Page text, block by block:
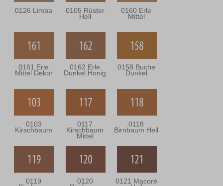
0126 Limba 0105 Rüster
Hell
0160 Erle
Mittel
0161 Erle
Mittel Dekor
0162 Erle
Dunkel Honig
0158 Buche
Dunkel
0103
Kirschbaum
0117
Kirschbaum
Mittel
0118
Birnbaum Hell
0119 0120 0121 Macoré